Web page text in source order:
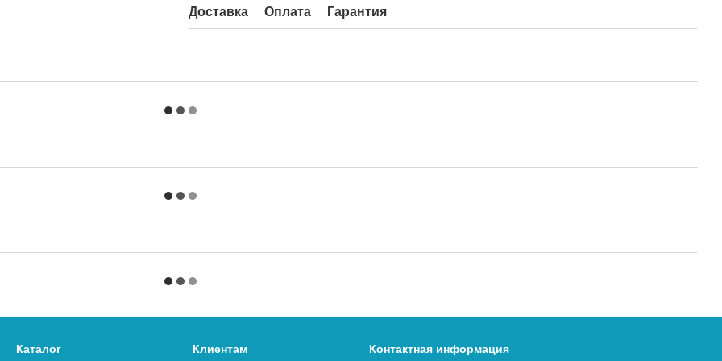
Доставка Оплата Гарантия
Каталог Клиентам Контактная информация